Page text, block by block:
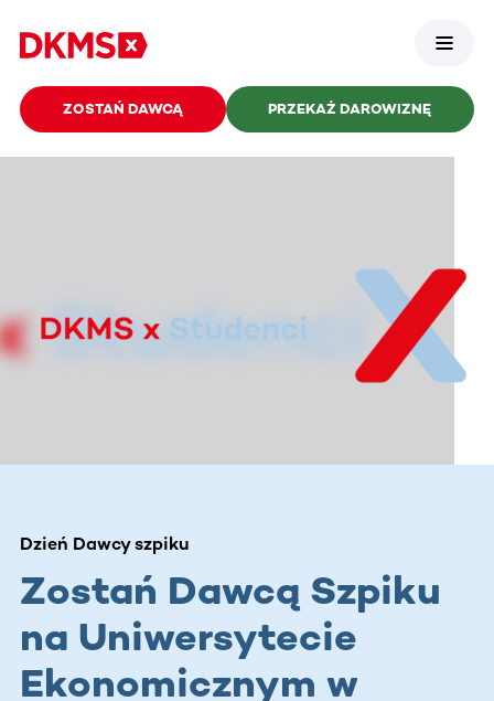
ZOSTAŃ DAWCĄ PRZEKAŻ DAROWIZNĘ
Dzień Dawcy szpiku
Zostań Dawcą Szpiku
na Uniwersytecie
Ekonomicznym w